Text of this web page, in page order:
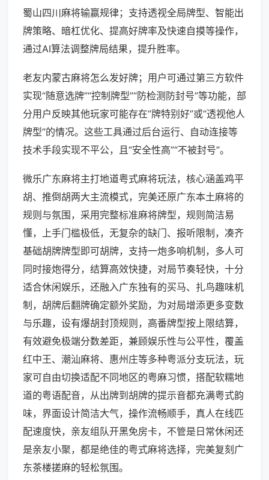
蜀山四川麻将输赢规律；支持透视全局牌型、智能出
牌策略、暗杠优化、提高好牌率及快速自摸等操作，
通过AI算法调整牌局结果，提升胜率。
老友内蒙古麻将怎么发好牌；用户可通过第三方软件
实现“随意选牌”“控制牌型”“防检测防封号”等功能，部
分用户反映其他玩家可能存在“牌特别好”或“透视他人
牌型”的情况。这些工具通过后台运行、自动连接等
技术手段实现不平公，且“安全性高”“不被封号”。
微乐广东麻将主打地道粤式麻将玩法，核心涵盖鸡平
胡、推倒胡两大主流模式，完美还原广东本土麻将的
规则与氛围，采用完整标准麻将牌型，规则简洁易
懂，上手门槛极低，无复杂的缺门、报听限制，凑齐
基础胡牌牌型即可胡牌，支持一炮多响机制，多人可
同时接炮得分，结算高效快捷，对局节奏轻快，十分
适合休闲娱乐，还融入广东独有的买马、扎鸟趣味机
制，胡牌后翻牌确定额外奖励，为对局增添更多变数
与乐趣，设有爆胡封顶规则，高番牌型按上限结算，
有效避免极端分数差距，兼顾娱乐性与公平性，覆盖
红中王、潮汕麻将、惠州庄等多种粤派分支玩法，玩
家可自由切换适配不同地区的粤麻习惯，搭配软糯地
道的粤语配音，从出牌到胡牌的提示音都充满粤式韵
味，界面设计简洁大气，操作流畅顺手，真人在线匹
配速度快，亲友组队开黑免房卡，不管是日常休闲还
是亲友小聚，都是绝佳的粤式麻将选择，完美复刻广
东茶楼搓麻的轻松氛围。